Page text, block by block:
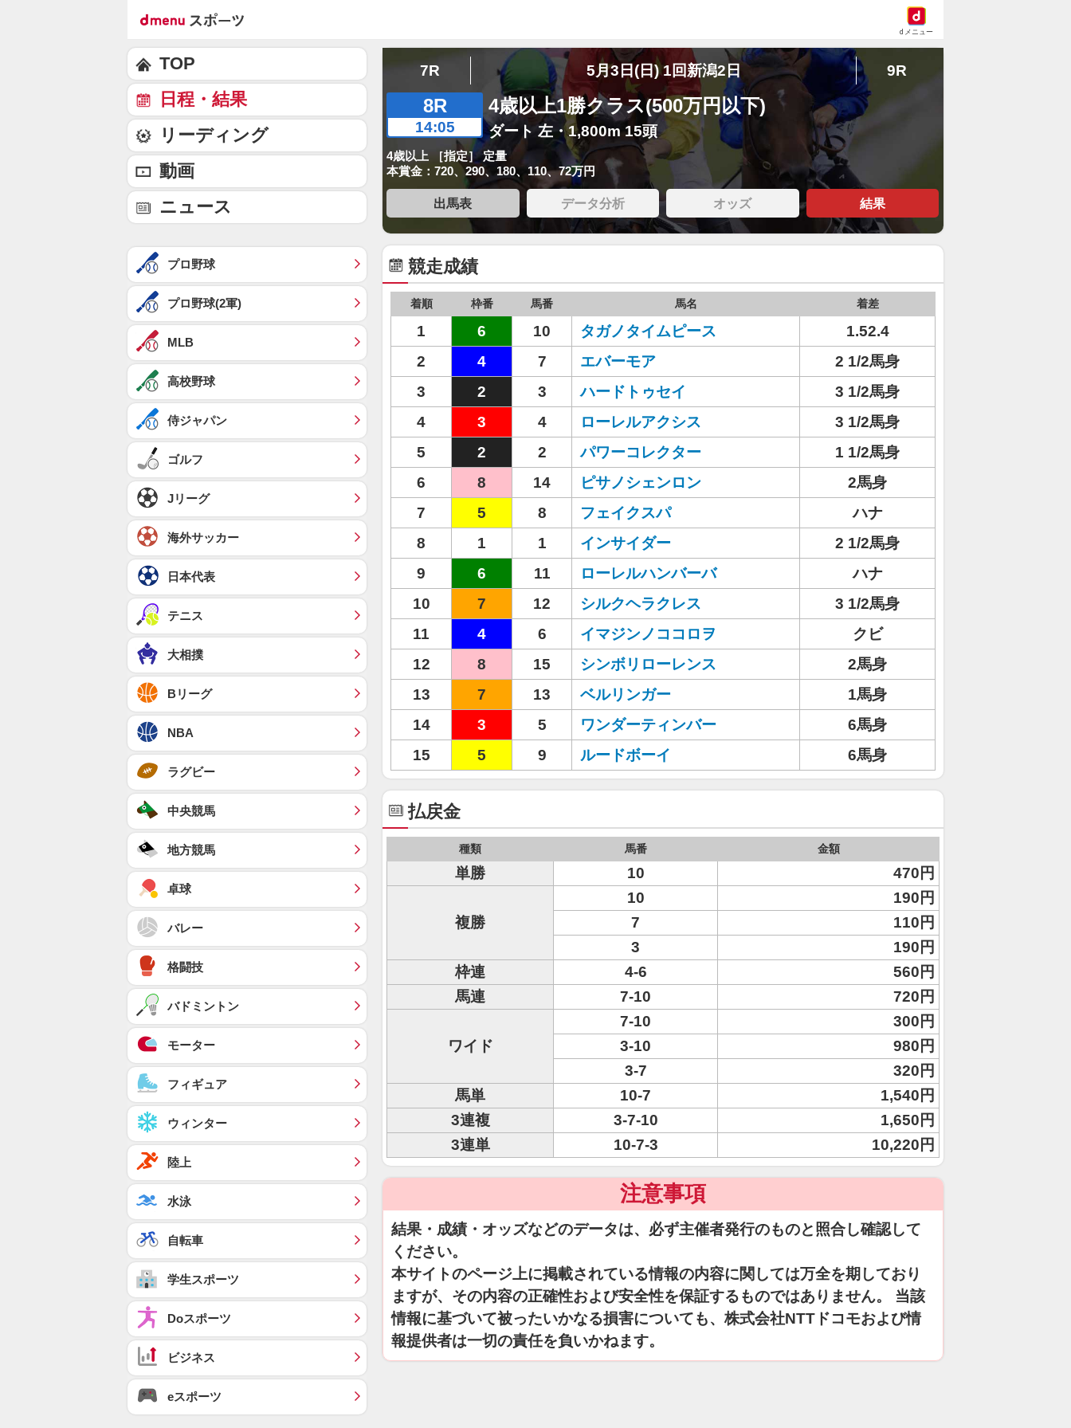
dメニュー
7R 5月3日(日) 1回新潟2日 9R
8R
14:05
4歳以上1勝クラス(500万円以下)
ダート 左・1,800m 15頭
4歳以上 ［指定］ 定量
本賞金：720、290、180、110、72万円
出馬表 データ分析 オッズ 結果
競走成績
着順 枠番 馬番 馬名 着差
1 6 10 タガノタイムピース
1.52.4
2
4 7 エバーモア
2 1/2馬身
3
2 3 ハードトゥセイ
3 1/2馬身
4
3 4 ローレルアクシス
3 1/2馬身
5
2 2 パワーコレクター
1 1/2馬身
6
8 14 ピサノシェンロン
2馬身
7
5 8 フェイクスパ
ハナ
8
1 1 インサイダー
2 1/2馬身
9
6 11 ローレルハンバーバ
ハナ
10
7 12 シルクヘラクレス
3 1/2馬身
11
4 6 イマジンノココロヲ
クビ
12
8 15 シンボリローレンス
2馬身
13
7 13 ベルリンガー
1馬身
14
3 5 ワンダーティンバー
6馬身
15
5 9 ルードボーイ 6馬身
払戻金
種類 馬番 金額
単勝 10 470円
複勝
10
190円
7
110円
3
190円
枠連
4-6
560円
馬連
7-10 720円
ワイド
7-10
300円
3-10
980円
3-7
320円
馬単
10-7
1,540円
3連複
3-7-10
1,650円
3連単
10-7-3 10,220円
注意事項
結果・成績・オッズなどのデータは、必ず主催者発行のものと照合し確認して
ください。
本サイトのページ上に掲載されている情報の内容に関しては万全を期しており
ますが、その内容の正確性および安全性を保証するものではありません。 当該
情報に基づいて被ったいかなる損害についても、株式会社NTTドコモおよび情
報提供者は一切の責任を負いかねます。
TOP
日程・結果
リーディング
動画
ニュース
プロ野球
プロ野球(2軍)
MLB
高校野球
侍ジャパン
ゴルフ
Jリーグ
海外サッカー
日本代表
テニス
大相撲
Bリーグ
NBA
ラグビー
中央競馬
地方競馬
卓球
バレー
格闘技
バドミントン
モーター
フィギュア
ウィンター
陸上
水泳
自転車
学生スポーツ
Doスポーツ
ビジネス
eスポーツ